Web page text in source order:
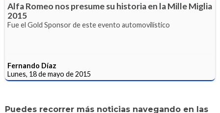
Alfa Romeo nos presume su historia en la Mille Miglia
2015
Fue el Gold Sponsor de este evento automovilístico
Fernando Díaz
Lunes, 18 de mayo de 2015
Puedes recorrer más noticias navegando en las